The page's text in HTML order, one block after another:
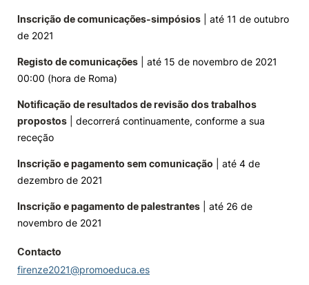
Inscrição de comunicações-simpósios | até 11 de outubro
de 2021
Registo de comunicações | até 15 de novembro de 2021
00:00 (hora de Roma)
Notificação de resultados de revisão dos trabalhos
propostos | decorrerá continuamente, conforme a sua
receção
Inscrição e pagamento sem comunicação | até 4 de
dezembro de 2021
Inscrição e pagamento de palestrantes | até 26 de
novembro de 2021
Contacto
firenze2021@promoeduca.es